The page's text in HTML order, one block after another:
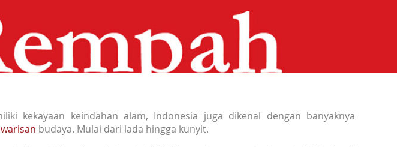
kekayaan keindahan alam, Indonesia juga dikenal dengan banyaknya
warisan budaya. Mulai dari lada hingga kunyit.